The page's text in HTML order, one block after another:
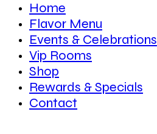
Home
Flavor Menu
Events & Celebrations
Vip Rooms
Shop
Rewards & Specials
Contact